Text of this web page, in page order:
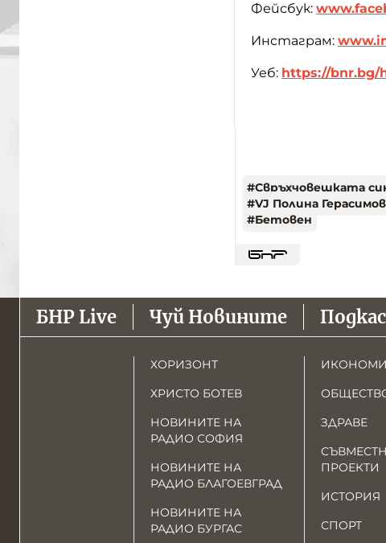
Фейсбук:
Инстаграм:
Уеб: https://bnr.bg/
#Свръхчовешката
#VJ Полина
#Бетовен
БНР Live Чуй Новините
ХОРИЗОНТ
ХРИСТО БОТЕВ
НОВИНИТЕ НА
РАДИО СОФИЯ
НОВИНИТЕ НА
РАДИО БЛАГОЕВГРАД
НОВИНИТЕ НА
РАДИО БУРГАС
ЗДРАВЕ
ПРОЕКТИ
ИСТОРИЯ
СПОРТ